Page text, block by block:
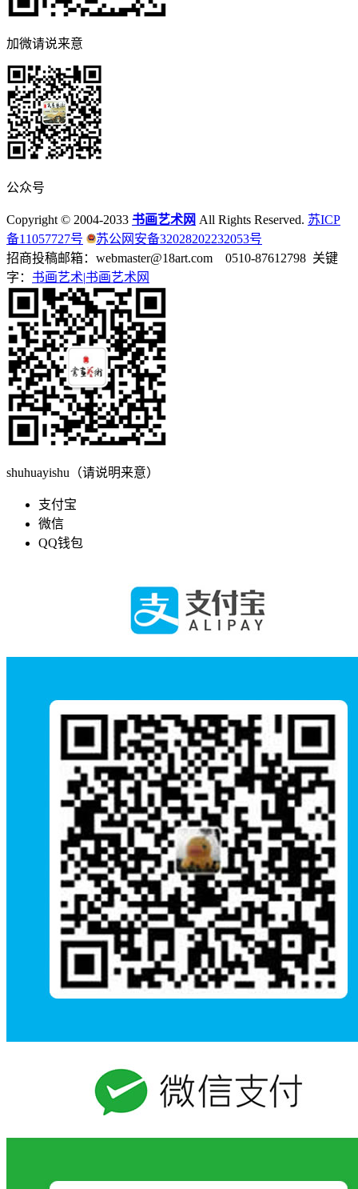
加微请说来意
公众号
Copyright © 2004-2033 书画艺术网 All Rights Reserved. 苏ICP
备11057727号
苏公网安备32028202232053号
招商投稿邮箱：webmaster@18art.com 0510-87612798 关键
字： 书画艺术|书画艺术网
shuhuayishu（请说明来意）
支付宝
微信
QQ钱包